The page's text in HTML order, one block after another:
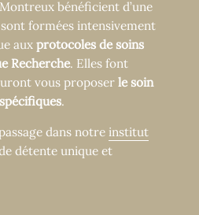
bénéficient d’une
formées intensivement
aux protocoles de soins
Recherche. Elles font
vous proposerle soin
.
dans notre institut
détente unique et